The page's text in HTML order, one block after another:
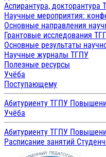
Аспирантура, докторантура
Научные мероприятия:
Основные направления
Грантовые исследования
Основные результаты
Научные журналы ТГПУ
Полезные ресурсы
Учёба
Поступающему
Абитуриенту ТГПУ
Учёба
Абитуриенту ТГПУ
Расписание занятий